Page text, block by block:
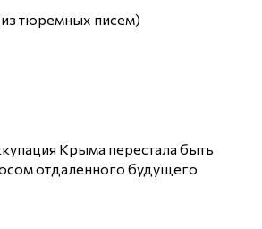
(из тюремных писем)
отдаленного будущего